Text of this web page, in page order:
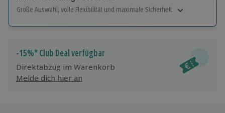
Große Auswahl, volle Flexibilität und maximale Sicherheit
Jeder Gutschein für alle Erlebnisse einlösbar.
Maximale Sicherheit
10 Jahre gültig & verlängerbar.
-15%* Club Deal verfügbar
Direktabzug im Warenkorb
Melde dich hier an